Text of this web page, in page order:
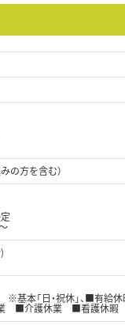
の方を含む）
基本「日・祝休」、■有
業 ■介護休業 ■看護休